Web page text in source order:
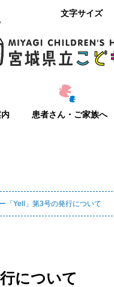
文字サイズ
患者さん・ご家族へ
「Yell」第3号の発行について
について